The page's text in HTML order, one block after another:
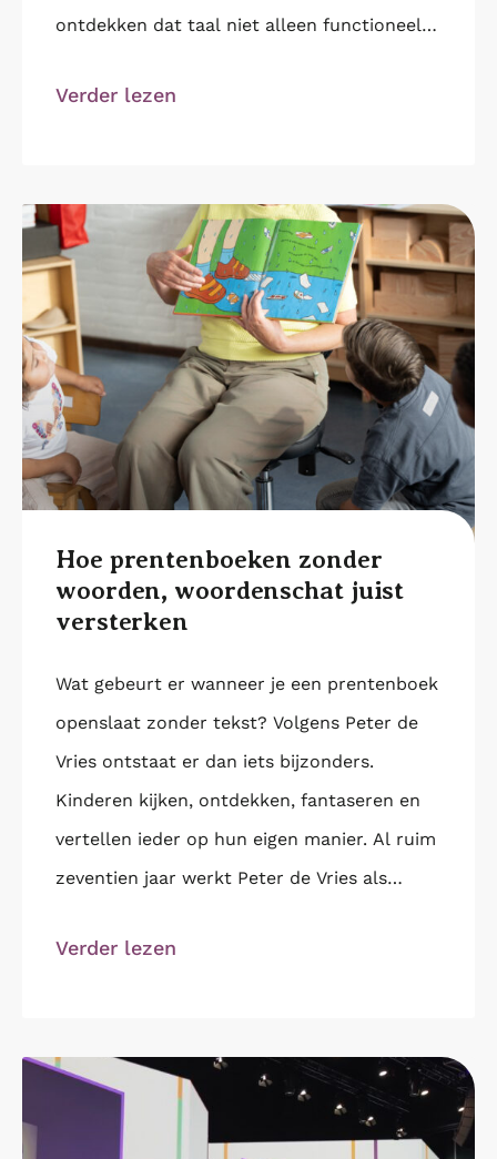
ontdekken dat taal niet alleen functioneel
Verder lezen
Hoe prentenboeken zonder
woorden, woordenschat juist
versterken
Wat gebeurt er wanneer je een prentenboek
openslaat zonder tekst? Volgens Peter de
Vries ontstaat er dan iets bijzonders.
Kinderen kijken, ontdekken, fantaseren en
vertellen ieder op hun eigen manier. Al ruim
zeventien jaar werkt Peter de Vries als
Verder lezen